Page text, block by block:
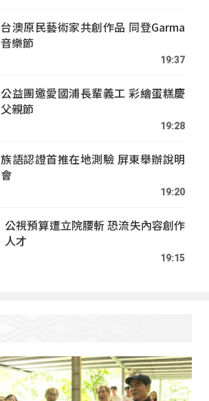
台澳原民藝術家共創作品 同登Garma
音樂節
19:37
公益團邀愛國浦長輩義工 彩繪蛋糕慶
父親節
19:28
族語認證首推在地測驗 屏東舉辦說明
會
19:20
公視預算遭立院腰斬 恐流失內容創作
人才
19:15